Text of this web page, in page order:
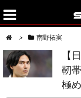
> 南野拓実
【
靭
極